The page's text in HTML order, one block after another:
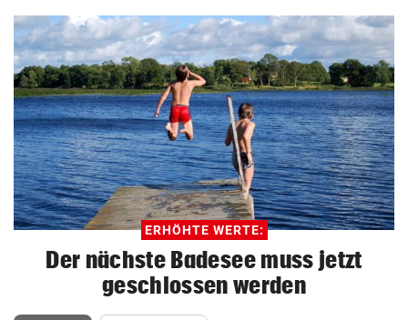
ERHÖHTE WERTE:
Der nächste Badesee muss jetzt
geschlossen werden